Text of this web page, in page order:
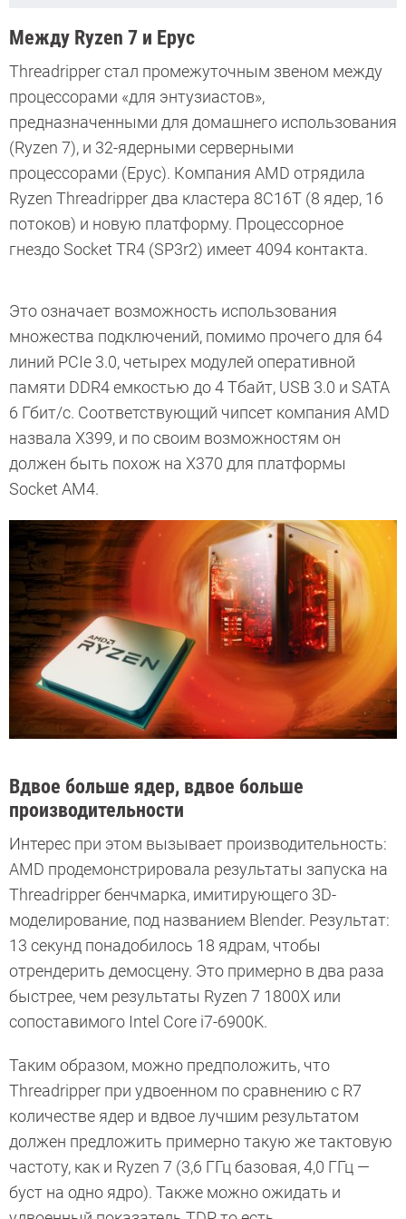
Между Ryzen 7 и Epyc
Threadripper стал промежуточным звеном между
процессорами «для энтузиастов»,
предназначенными для домашнего использования
(Ryzen 7), и 32-ядерными серверными
процессорами (Epyc). Компания AMD отрядила
Ryzen Threadripper два кластера 8C16T (8 ядер, 16
потоков) и новую платформу. Процессорное
гнездо Socket TR4 (SP3r2) имеет 4094 контакта.
Это означает возможность использования
множества подключений, помимо прочего для 64
линий PCIe 3.0, четырех модулей оперативной
памяти DDR4 емкостью до 4 Тбайт, USB 3.0 и SATA
6 Гбит/с. Соответствующий чипсет компания AMD
назвала X399, и по своим возможностям он
должен быть похож на X370 для платформы
Socket AM4.
Вдвое больше ядер, вдвое больше
производительности
Интерес при этом вызывает производительность:
AMD продемонстрировала результаты запуска на
Threadripper бенчмарка, имитирующего 3D-
моделирование, под названием Blender. Результат:
13 секунд понадобилось 18 ядрам, чтобы
отрендерить демосцену. Это примерно в два раза
быстрее, чем результаты Ryzen 7 1800X или
сопоставимого Intel Core i7-6900K.
Таким образом, можно предположить, что
Threadripper при удвоенном по сравнению с R7
количестве ядер и вдвое лучшим результатом
должен предложить примерно такую же тактовую
частоту, как и Ryzen 7 (3,6 ГГц базовая, 4,0 ГГц —
буст на одно ядро). Также можно ожидать и